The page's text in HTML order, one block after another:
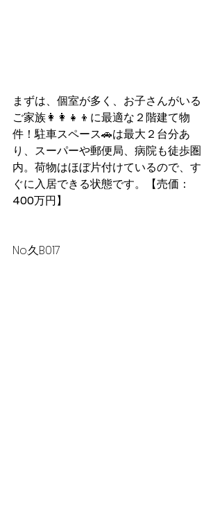
まずは、個室が多く、お子さんがいる
ご家族👩‍👩‍👧‍👦に最適な２階建て物
件！駐車スペース🚗は最大２台分あ
り、スーパーや郵便局、病院も徒歩圏
内。 荷物はほぼ片付けているので、す
ぐに入居できる状態です。【売価：
400万円】
No.久B017